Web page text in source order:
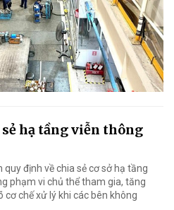
hạ tầng viễn thông
quy định về chia sẻ cơ sở hạ tầng
phạm vi chủ thể tham gia, tăng
cơ chế xử lý khi các bên không